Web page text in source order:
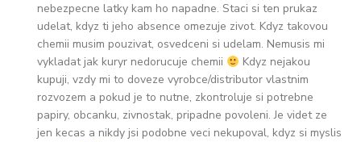
nebezpecne latky kam ho napadne. Staci si ten prukaz
udelat, kdyz ti jeho absence omezuje zivot. Kdyz takovou
chemii musim pouzivat, osvedceni si udelam. Nemusis mi
vykladat jak kuryr nedorucuje chemii
Kdyz nejakou
kupuji, vzdy mi to doveze vyrobce/distributor vlastnim
rozvozem a pokud je to nutne, zkontroluje si potrebne
papiry, obcanku, zivnostak, pripadne povoleni. Je videt ze
jen kecas a nikdy jsi podobne veci nekupoval, kdyz si myslis